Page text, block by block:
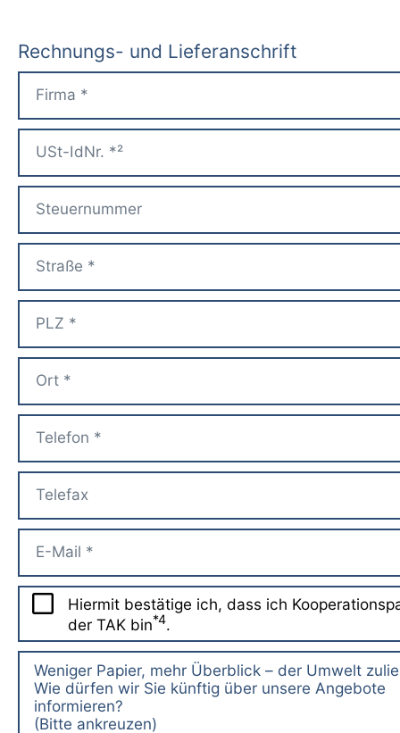
Rechnungs- und Lieferanschrift
Hiermit bestätige ich, dass ich
der TAK bin*4.
Weniger Papier, mehr Überblick – der Umwelt
Wie dürfen wir Sie künftig über unsere Angebote
informieren?
(Bitte ankreuzen)